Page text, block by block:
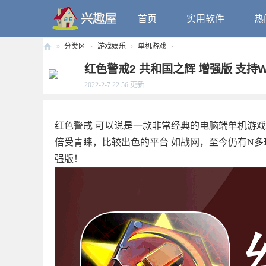
首页 实用软件 热
趣
» 分类区 › 游戏娱乐 › 单机游戏 ›
红色警戒2 共和国之辉 增强版 支持
2022-2-7 22:56 更新
红色警戒 可以说是一款非常经典的电脑端单机游
倍受青睐，比较出色的平台 如战网，至今仍有N
强版！